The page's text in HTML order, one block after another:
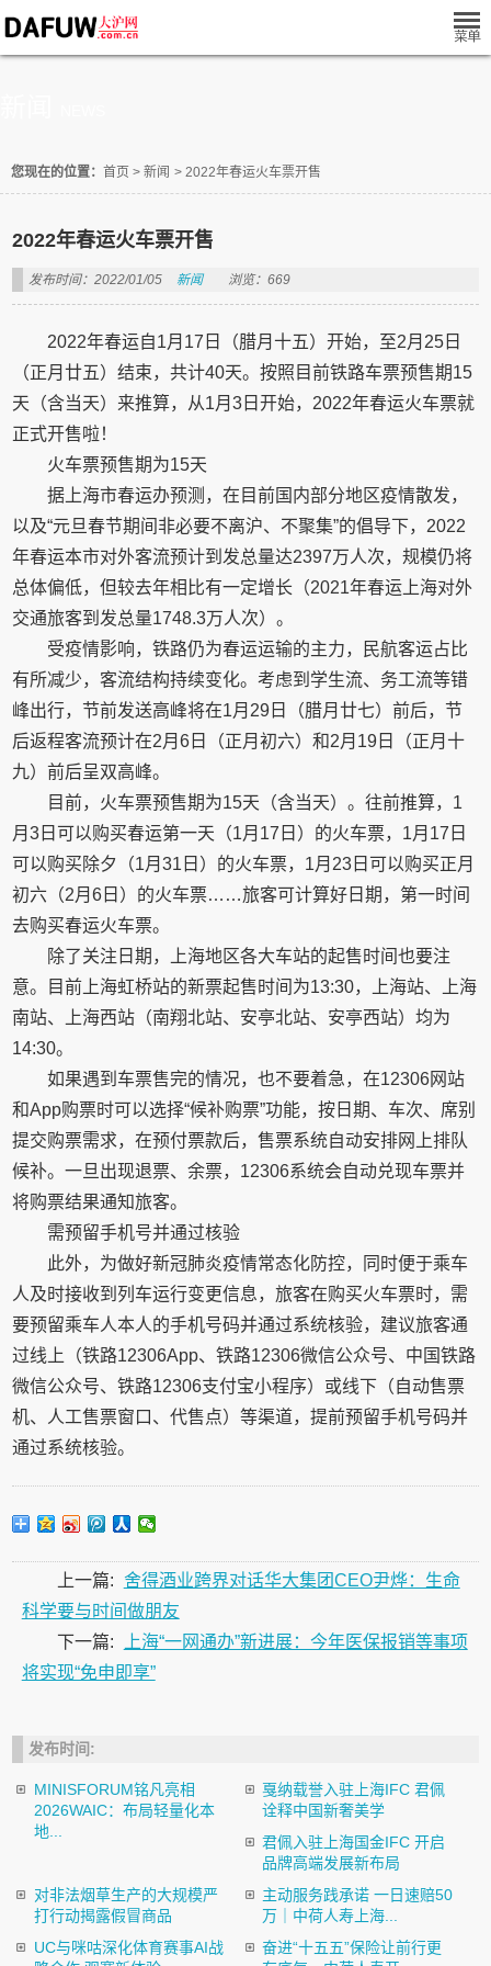
您现在的位置： 首页 > 新闻 > 2022年春运火车票开售
2022年春运火车票开售
发布时间：2022/01/05 新闻 浏览：669
2022年春运自1月17日（腊月十五）开始，至2月25日
（正月廿五）结束，共计40天。按照目前铁路车票预售期15
天（含当天）来推算，从1月3日开始，2022年春运火车票就
正式开售啦！
火车票预售期为15天
据上海市春运办预测，在目前国内部分地区疫情散发，
以及“元旦春节期间非必要不离沪、不聚集”的倡导下，2022
年春运本市对外客流预计到发总量达2397万人次，规模仍将
总体偏低，但较去年相比有一定增长（2021年春运上海对外
交通旅客到发总量1748.3万人次）。
受疫情影响，铁路仍为春运运输的主力，民航客运占比
有所减少，客流结构持续变化。考虑到学生流、务工流等错
峰出行，节前发送高峰将在1月29日（腊月廿七）前后，节
后返程客流预计在2月6日（正月初六）和2月19日（正月十
九）前后呈双高峰。
目前，火车票预售期为15天（含当天）。往前推算，1
月3日可以购买春运第一天（1月17日）的火车票，1月17日
可以购买除夕（1月31日）的火车票，1月23日可以购买正月
初六（2月6日）的火车票……旅客可计算好日期，第一时间
去购买春运火车票。
除了关注日期，上海地区各大车站的起售时间也要注
意。目前上海虹桥站的新票起售时间为13:30，上海站、上海
南站、上海西站（南翔北站、安亭北站、安亭西站）均为
14:30。
如果遇到车票售完的情况，也不要着急，在12306网站
和App购票时可以选择“候补购票”功能，按日期、车次、席别
提交购票需求，在预付票款后，售票系统自动安排网上排队
候补。一旦出现退票、余票，12306系统会自动兑现车票并
将购票结果通知旅客。
需预留手机号并通过核验
此外，为做好新冠肺炎疫情常态化防控，同时便于乘车
人及时接收到列车运行变更信息，旅客在购买火车票时，需
要预留乘车人本人的手机号码并通过系统核验，建议旅客通
过线上（铁路12306App、铁路12306微信公众号、中国铁路
微信公众号、铁路12306支付宝小程序）或线下（自动售票
机、人工售票窗口、代售点）等渠道，提前预留手机号码并
通过系统核验。
上一篇: 舍得酒业跨界对话华大集团CEO尹烨：生命
科学要与时间做朋友
下一篇:
上海“一网通办”新进展：今年医保报销等事项
将实现“免申即享”
发布时间:
MINISFORUM铭凡亮相
2026WAIC：布局轻量化本
地...
戛纳载誉入驻上海IFC 君佩
诠释中国新奢美学
君佩入驻上海国金IFC 开启
品牌高端发展新布局
对非法烟草生产的大规模严
打行动揭露假冒商品
主动服务践承诺 一日速赔50
万｜中荷人寿上海...
UC与咪咕深化体育赛事AI战
奋进“十五五”保险让前行更